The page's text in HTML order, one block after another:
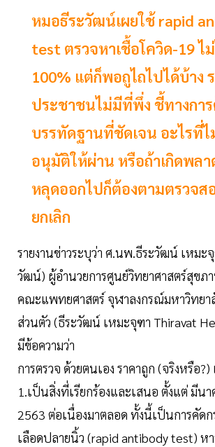
หมอธีระวัฒน์เผยใช้ rapid
test ตรวจหาเชื้อโควิด-19 ไ
100% แต่ก็พอถูไถไปได้บ้าง
ประชาชนไม่มีที่พึ่ง ชี้ทางกา
บรรทัดฐานที่ชัดเจน อะไรที่ไ
อนุมัติให้ผ่าน หรือถ้าเกิดพล
หลุดออกไปก็ต้องตามตรวจส
ยกเลิก
รายงานข่าวระบุว่า ศ.นพ.ธีระวัฒน์ เหมะ
วัฒน์) ผู้อำนวยการศูนย์วิทยาศาสตร์สุขภ
คณะแพทยศาสตร์ จุฬาลงกรณ์มหาวิทยา
ส่วนตัว (ธีระวัฒน์ เหมะจุฑา Thiravat
มีข้อความว่า
การตรวจ ด้วยตนเอง ราคาถูก (จริงหรือ?)
1.เป็นสิ่งที่เรียกร้องและเสนอ ตั้งแต่ มีน
2563 ต่อเนื่องมาตลอด ทั้งนี้เป็นการคัดก
เลือดปลายนิ้ว (rapid antibody test) ห